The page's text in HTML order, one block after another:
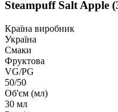
Steampuff Salt Apple
Країна виробник
Україна
Смаки
Фруктова
VG/PG
50/50
Об'єм (мл)
30 мл